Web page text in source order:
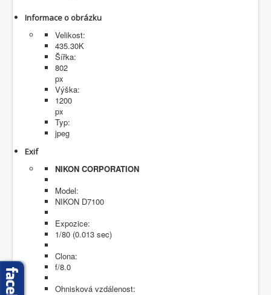
Informace o obrázku
Velikost:
435.30K
Šířka:
802
px
Výška:
1200
px
Typ:
jpeg
Exif
NIKON CORPORATION
Model:
NIKON D7100
Expozice:
1/80 (0.013 sec)
Clona:
f/8.0
Ohnisková vzdálenost: